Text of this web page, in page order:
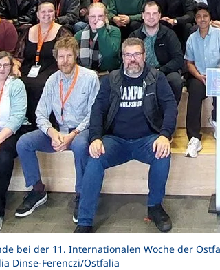
bei der 11. Internationalen Woche der
Dinse-Ferenczi/Ostfalia